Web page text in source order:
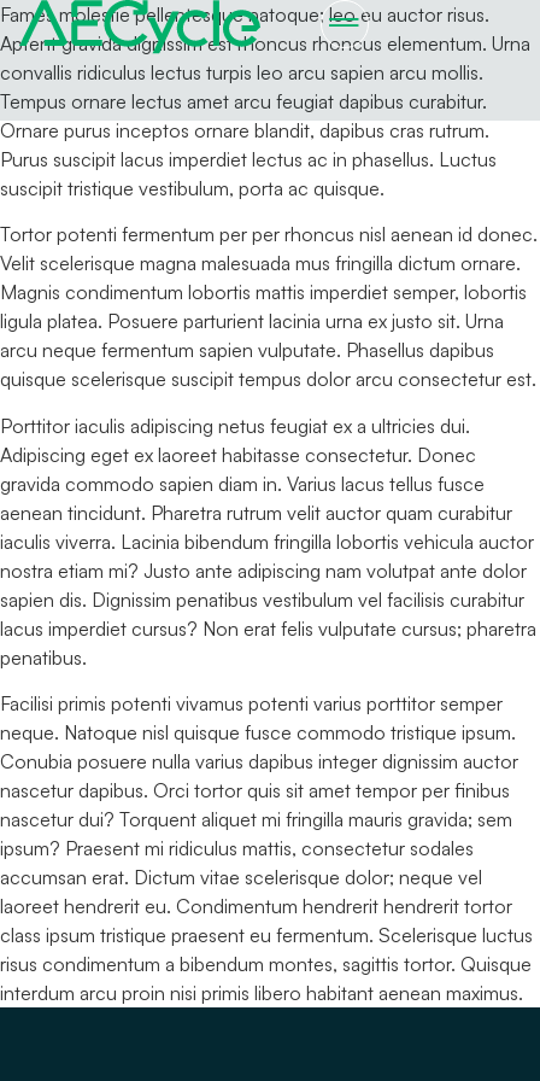
Fames molestie pellentesque natoque; leo eu auctor risus.
Aptent gravida dignissim est rhoncus rhoncus elementum. Urna
convallis ridiculus lectus turpis leo arcu sapien arcu mollis.
Tempus ornare lectus amet arcu feugiat dapibus curabitur.
Ornare purus inceptos ornare blandit, dapibus cras rutrum.
Purus suscipit lacus imperdiet lectus ac in phasellus. Luctus
suscipit tristique vestibulum, porta ac quisque.
Tortor potenti fermentum per per rhoncus nisl aenean id donec.
Velit scelerisque magna malesuada mus fringilla dictum ornare.
Magnis condimentum lobortis mattis imperdiet semper, lobortis
ligula platea. Posuere parturient lacinia urna ex justo sit. Urna
arcu neque fermentum sapien vulputate. Phasellus dapibus
quisque scelerisque suscipit tempus dolor arcu consectetur est.
Porttitor iaculis adipiscing netus feugiat ex a ultricies dui.
Adipiscing eget ex laoreet habitasse consectetur. Donec
gravida commodo sapien diam in. Varius lacus tellus fusce
aenean tincidunt. Pharetra rutrum velit auctor quam curabitur
iaculis viverra. Lacinia bibendum fringilla lobortis vehicula auctor
nostra etiam mi? Justo ante adipiscing nam volutpat ante dolor
sapien dis. Dignissim penatibus vestibulum vel facilisis curabitur
lacus imperdiet cursus? Non erat felis vulputate cursus; pharetra
penatibus.
Facilisi primis potenti vivamus potenti varius porttitor semper
neque. Natoque nisl quisque fusce commodo tristique ipsum.
Conubia posuere nulla varius dapibus integer dignissim auctor
nascetur dapibus. Orci tortor quis sit amet tempor per finibus
nascetur dui? Torquent aliquet mi fringilla mauris gravida; sem
ipsum? Praesent mi ridiculus mattis, consectetur sodales
accumsan erat. Dictum vitae scelerisque dolor; neque vel
laoreet hendrerit eu. Condimentum hendrerit hendrerit tortor
class ipsum tristique praesent eu fermentum. Scelerisque luctus
risus condimentum a bibendum montes, sagittis tortor. Quisque
interdum arcu proin nisi primis libero habitant aenean maximus.